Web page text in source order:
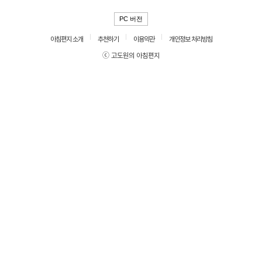
PC 버전
아침편지 소개 추천하기 이용약관
개인정보 처리방침
ⓒ 고도원의 아침편지